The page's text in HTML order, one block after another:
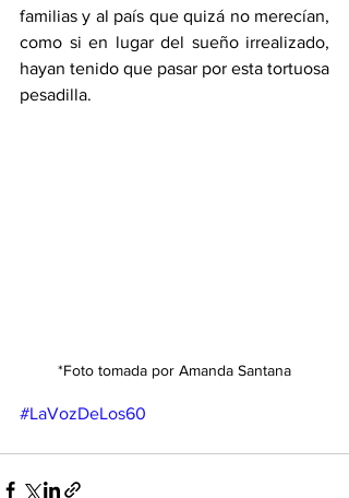
familias y al país que quizá no merecían,
como si en lugar del sueño irrealizado,
hayan tenido que pasar por esta tortuosa
pesadilla.
*Foto tomada por Amanda Santana
#LaVozDeLos60